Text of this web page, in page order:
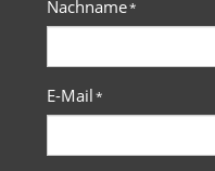
Nachname*
E-Mail*